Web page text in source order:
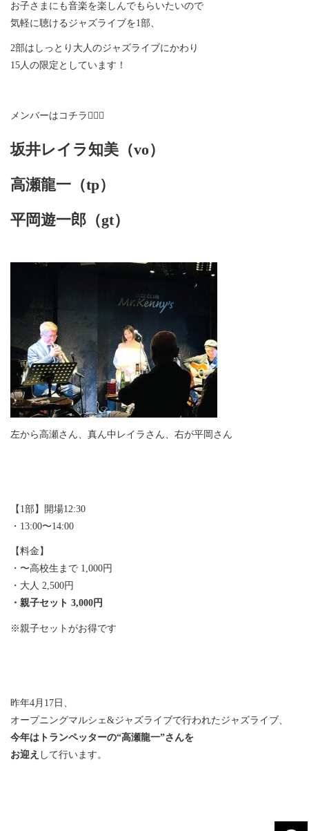
お子さまにも音楽を楽しんでもらいたいので
気軽に聴けるジャズライブを1部、
2部はしっとり大人のジャズライブにかわり
15人の限定としています！
メンバーはコチラ💁🏻‍♀️
坂井レイラ知美（vo）
高瀬龍一（tp）
平岡遊一郎（gt）
左から高瀬さん、真ん中レイラさん、右が平岡さん
【1部】開場12:30
・13:00〜14:00
【料金】
・〜高校生まで 1,000円
・大人 2,500円
・親子セット 3,000円
※親子セットがお得です
昨年4月17日、
オープニングマルシェ&ジャズライブで行われたジャズライブ、
今年はトランペッターの“高瀬龍一”さんを
お迎え して行います。